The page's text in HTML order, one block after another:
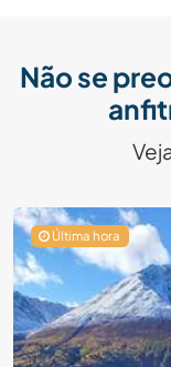
Não se
Última hora